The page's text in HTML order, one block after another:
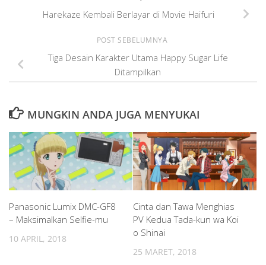
Harekaze Kembali Berlayar di Movie Haifuri
POST SEBELUMNYA
Tiga Desain Karakter Utama Happy Sugar Life
Ditampilkan
MUNGKIN ANDA JUGA MENYUKAI
Panasonic Lumix DMC-GF8
– Maksimalkan Selfie-mu
10 APRIL, 2018
Cinta dan Tawa Menghias
PV Kedua Tada-kun wa Koi
o Shinai
25 MARET, 2018